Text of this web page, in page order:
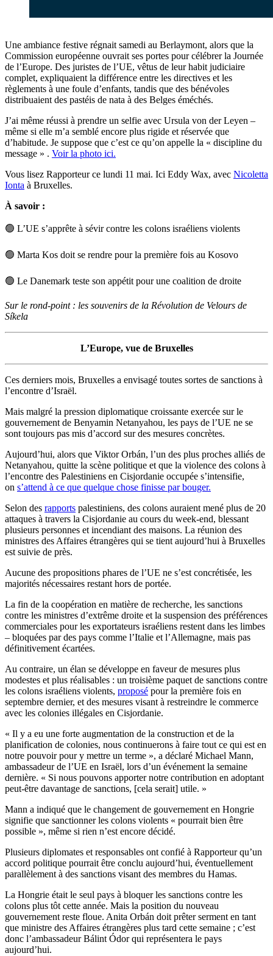
Une ambiance festive régnait samedi au Berlaymont, alors que la
Commission européenne ouvrait ses portes pour célébrer la Journée
de l’Europe. Des juristes de l’UE, vêtus de leur habit judiciaire
complet, expliquaient la différence entre les directives et les
règlements à une foule d’enfants, tandis que des bénévoles
distribuaient des pastéis de nata à des Belges éméchés.
J’ai même réussi à prendre un selfie avec Ursula von der Leyen –
même si elle m’a semblé encore plus rigide et réservée que
d’habitude. Je suppose que c’est ce qu’on appelle la « discipline du
message » . Voir la photo ici.
Vous lisez Rapporteur ce lundi 11 mai. Ici Eddy Wax, avec Nicoletta
Ionta à Bruxelles.
À savoir :
🟢 L’UE s’apprête à sévir contre les colons israéliens violents
🟢 Marta Kos doit se rendre pour la première fois au Kosovo
🟢 Le Danemark teste son appétit pour une coalition de droite
Sur le rond-point : les souvenirs de la Révolution de Velours de
Síkela
L’Europe, vue de Bruxelles
Ces derniers mois, Bruxelles a envisagé toutes sortes de sanctions à
l’encontre d’Israël.
Mais malgré la pression diplomatique croissante exercée sur le
gouvernement de Benyamin Netanyahou, les pays de l’UE ne se
sont toujours pas mis d’accord sur des mesures concrètes.
Aujourd’hui, alors que Viktor Orbán, l’un des plus proches alliés de
Netanyahou, quitte la scène politique et que la violence des colons à
l’encontre des Palestiniens en Cisjordanie occupée s’intensifie,
on s’attend à ce que quelque chose finisse par bouger.
Selon des rapports palestiniens, des colons auraient mené plus de 20
attaques à travers la Cisjordanie au cours du week-end, blessant
plusieurs personnes et incendiant des maisons. La réunion des
ministres des Affaires étrangères qui se tient aujourd’hui à Bruxelles
est suivie de près.
Aucune des propositions phares de l’UE ne s’est concrétisée, les
majorités nécessaires restant hors de portée.
La fin de la coopération en matière de recherche, les sanctions
contre les ministres d’extrême droite et la suspension des préférences
commerciales pour les exportateurs israéliens restent dans les limbes
– bloquées par des pays comme l’Italie et l’Allemagne, mais pas
définitivement écartées.
Au contraire, un élan se développe en faveur de mesures plus
modestes et plus réalisables : un troisième paquet de sanctions contre
les colons israéliens violents, proposé pour la première fois en
septembre dernier, et des mesures visant à restreindre le commerce
avec les colonies illégales en Cisjordanie.
« Il y a eu une forte augmentation de la construction et de la
planification de colonies, nous continuerons à faire tout ce qui est en
notre pouvoir pour y mettre un terme », a déclaré Michael Mann,
ambassadeur de l’UE en Israël, lors d’un événement la semaine
dernière. « Si nous pouvons apporter notre contribution en adoptant
peut-être davantage de sanctions, [cela serait] utile. »
Mann a indiqué que le changement de gouvernement en Hongrie
signifie que sanctionner les colons violents « pourrait bien être
possible », même si rien n’est encore décidé.
Plusieurs diplomates et responsables ont confié à Rapporteur qu’un
accord politique pourrait être conclu aujourd’hui, éventuellement
parallèlement à des sanctions visant des membres du Hamas.
La Hongrie était le seul pays à bloquer les sanctions contre les
colons plus tôt cette année. Mais la position du nouveau
gouvernement reste floue. Anita Orbán doit prêter serment en tant
que ministre des Affaires étrangères plus tard cette semaine ; c’est
donc l’ambassadeur Bálint Ódor qui représentera le pays
aujourd’hui.